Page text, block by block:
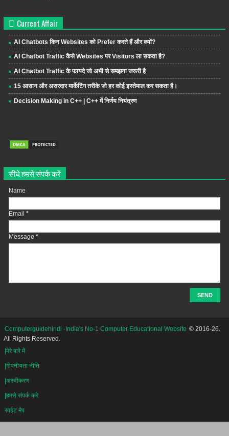
Current Affair
AI Chatbots किन Websites को Prefer करते हैं और क्यों?
AI Chatbot Traffic कैसे Websites पर Visitors ला सकता है?
AI Chatbot Traffic के फायदे जो अभी से समझना जरूरी है
15 आसान और असरदार मार्केटिंग तरीके जो हर कोई इस्तेमाल कर सकता है।
Decision Making in C++ | C++ में निर्णय नियंत्रण
सीधे हमसे संपर्क करें
Name
Email *
Message *
Computerguidehindi -India's No-1 Computer Educational Website © 2016-26.
All Rights Reserved.
|मेरे बारे में
|गोपनीयता नीति
|अस्वीकरण
|हमसे संपर्क करे
साईट मैप